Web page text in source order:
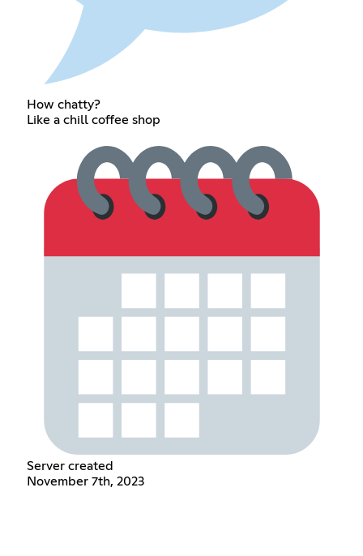
How chatty?
Like a chill coffee shop
Server created
November 7th, 2023